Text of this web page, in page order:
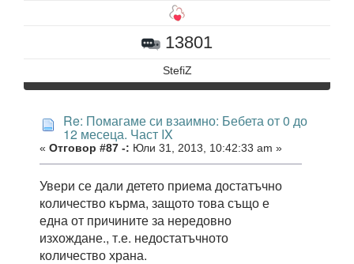
13801
StefiZ
Re: Помагаме си взаимно: Бебета от 0 до
12 месеца. Част IX
« Отговор #87 -: Юли 31, 2013, 10:42:33 am »
Увери се дали детето приема достатъчно
количество кърма, защото това също е
една от причините за нередовно
изхождане., т.е. недостатъчното
количество храна.